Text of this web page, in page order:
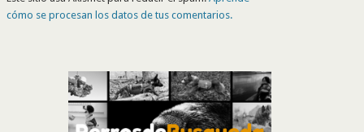
cómo se procesan los datos de tus comentarios.